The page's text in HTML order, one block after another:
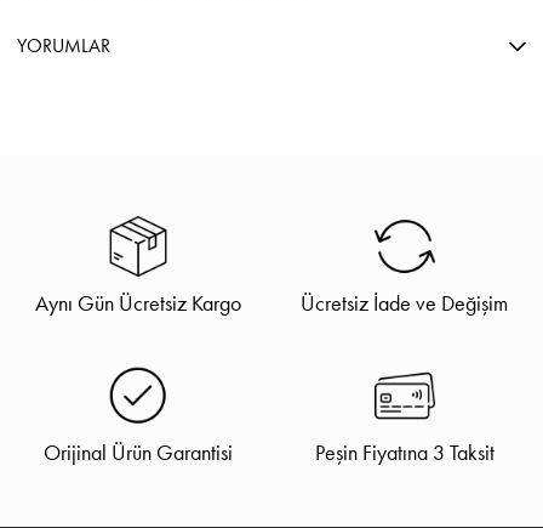
YORUMLAR
Aynı Gün Ücretsiz Kargo Ücretsiz İade ve Değişim
Orijinal Ürün Garantisi Peşin Fiyatına 3 Taksit